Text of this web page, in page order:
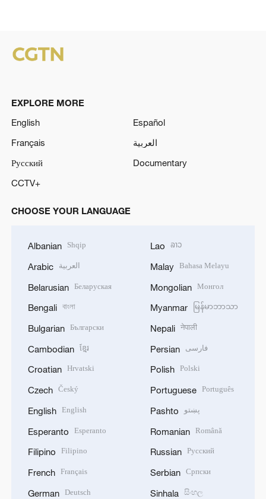
EXPLORE MORE
English
Español
Français
العربية
Русский
Documentary
CCTV+
CHOOSE YOUR LANGUAGE
Albanian Shqip
Arabic العربية
Belarusian Беларуская
Bengali বাংলা
Bulgarian Български
Cambodian ខ្មែរ
Croatian Hrvatski
Czech Český
English English
Esperanto Esperanto
Filipino Filipino
French Français
German Deutsch
Lao ລາວ
Malay Bahasa Melayu
Mongolian Монгол
Myanmar မြန်မာဘာသာ
Nepali नेपाली
Persian فارسی
Polish Polski
Portuguese Português
Pashto پښتو
Romanian Română
Russian Русский
Serbian Српски
Sinhala සිංහල